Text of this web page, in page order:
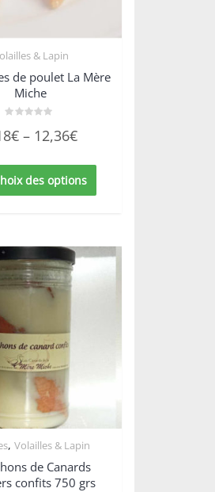
& Lapin
de poulet La Mère
Miche
0€ – 12,36€
des options
,Volailles & Lapin
de Canards
confits 750 grs